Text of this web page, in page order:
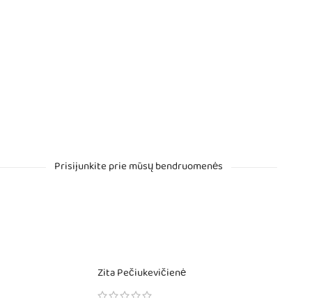
Prisijunkite prie mūsų bendruomenės
Zita Pečiukevičienė